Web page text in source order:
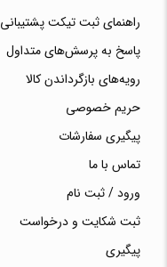
راهنمای ثبت تیکت پشتیبانی
پاسخ به پرسش‌های متداول
رویه‌های بازگرداندن کالا
حریم خصوصی
پیگیری سفارشات
تماس با ما
ورود / ثبت نام
ثبت شکایت و درخواست
پیگیری